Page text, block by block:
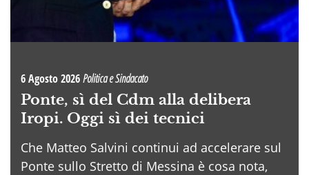
6 Agosto 2026Politica e Sindacato
Ponte, sì del Cdm alla delibera
Iropi. Oggi sì dei tecnici
Che Matteo Salvini continui ad accelerare sul
Ponte sullo Stretto di Messina è cosa nota,